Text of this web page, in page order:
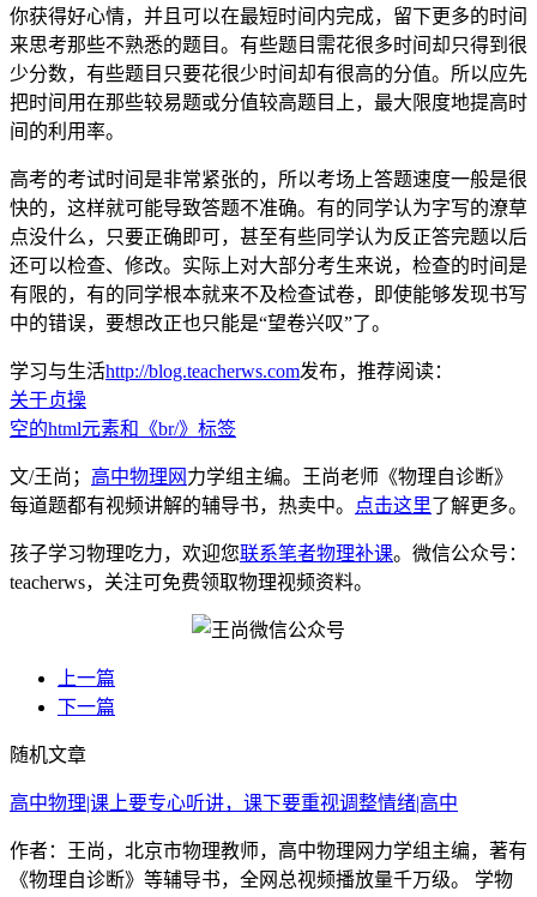
你获得好心情，并且可以在最短时间内完成，留下更多的时间
来思考那些不熟悉的题目。有些题目需花很多时间却只得到很
少分数，有些题目只要花很少时间却有很高的分值。所以应先
把时间用在那些较易题或分值较高题目上，最大限度地提高时
间的利用率。
高考的考试时间是非常紧张的，所以考场上答题速度一般是很
快的，这样就可能导致答题不准确。有的同学认为字写的潦草
点没什么，只要正确即可，甚至有些同学认为反正答完题以后
还可以检查、修改。实际上对大部分考生来说，检查的时间是
有限的，有的同学根本就来不及检查试卷，即使能够发现书写
中的错误，要想改正也只能是“望卷兴叹”了。
学习与生活http://blog.teacherws.com发布，推荐阅读：
关于贞操
空的html元素和《br/》标签
文/王尚； 高中物理网 力学组主编。王尚老师《物理自诊断》
每道题都有视频讲解的辅导书，热卖中。
点击这里了解更多。
孩子学习物理吃力，欢迎您联系笔者物理补课。微信公众号：
teacherws，关注可免费领取物理视频资料。
上一篇
下一篇
随机文章
高中物理|课上要专心听讲，课下要重视调整情绪|高中
作者：王尚，北京市物理教师，高中物理网力学组主编，著有
《物理自诊断》等辅导书，全网总视频播放量千万级。 学物